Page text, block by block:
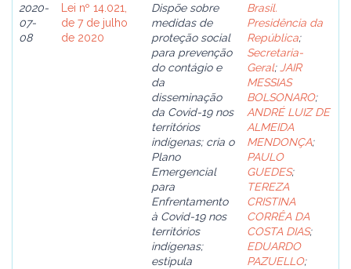
2020-
07-
08
Lei nº 14.021,
de 7 de julho
de 2020
Dispõe sobre
medidas de
proteção social
para prevenção
do contágio e
da
disseminação
da Covid-19 nos
territórios
indígenas; cria o
Plano
Emergencial
para
Enfrentamento
à Covid-19 nos
territórios
indígenas;
estipula
Brasil.
Presidência da
República;
Secretaria-
Geral; JAIR
MESSIAS
BOLSONARO;
ANDRÉ LUIZ DE
ALMEIDA
MENDONÇA;
PAULO
GUEDES;
TEREZA
CRISTINA
CORRÊA DA
COSTA DIAS;
EDUARDO
PAZUELLO;